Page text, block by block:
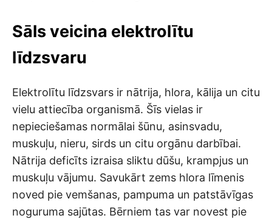
Sāls veicina elektrolītu
līdzsvaru
Elektrolītu līdzsvars ir nātrija, hlora, kālija un citu
vielu attiecība organismā. Šīs vielas ir
nepieciešamas normālai šūnu, asinsvadu,
muskuļu, nieru, sirds un citu orgānu darbībai.
Nātrija deficīts izraisa sliktu dūšu, krampjus un
muskuļu vājumu. Savukārt zems hlora līmenis
noved pie vemšanas, pampuma un patstāvīgas
noguruma sajūtas. Bērniem tas var novest pie